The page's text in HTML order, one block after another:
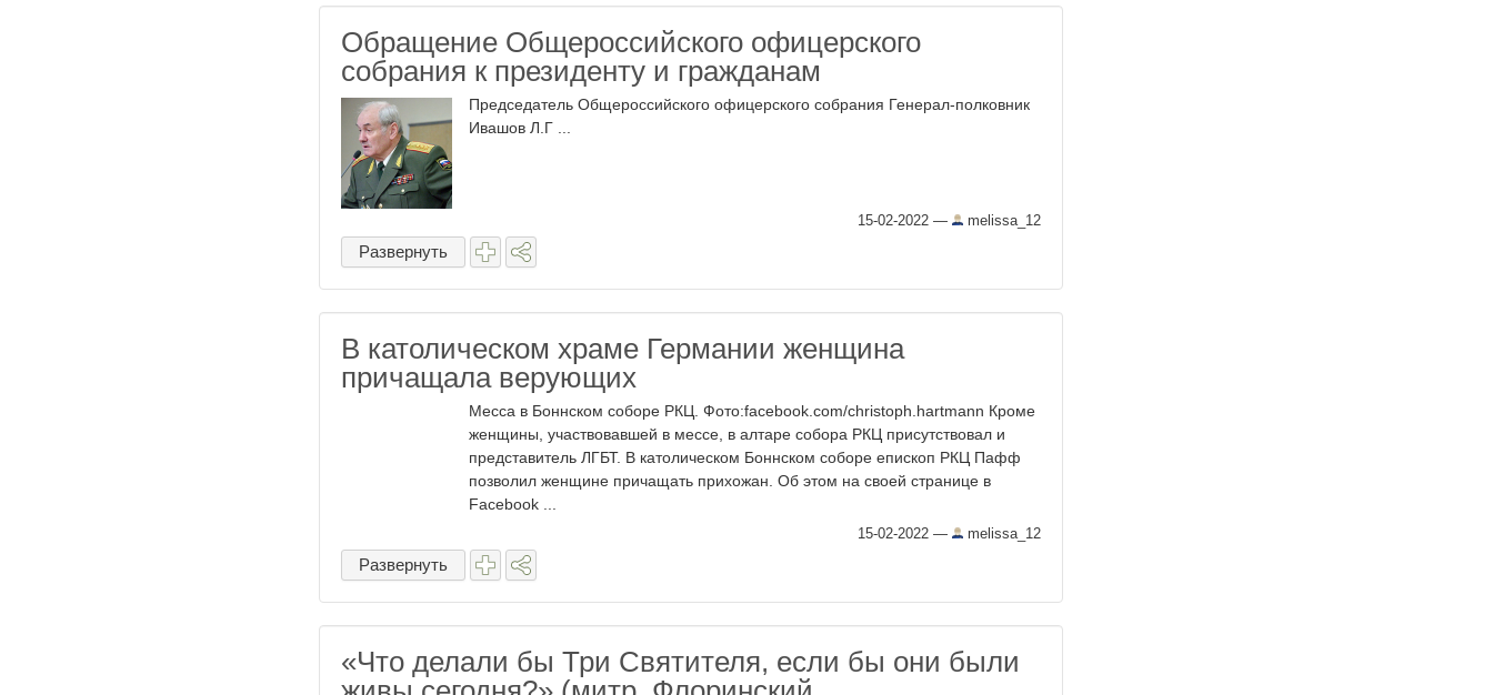
Обращение Общероссийского офицерского
собрания к президенту и гражданам
Председатель Общероссийского офицерского собрания Генерал-полковник
Ивашов Л.Г ...
15-02-2022 — melissa_12
Развернуть
В католическом храме Германии женщина
причащала верующих
Месса в Боннском соборе РКЦ. Фото:facebook.com/christoph.hartmann Кроме
женщины, участвовавшей в мессе, в алтаре собора РКЦ присутствовал и
представитель ЛГБТ. В католическом Боннском соборе епископ РКЦ Пафф
позволил женщине причащать прихожан. Об этом на своей странице в
Facebook ...
15-02-2022 — melissa_12
Развернуть
«Что делали бы Три Святителя, если бы они были